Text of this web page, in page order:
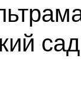
сад